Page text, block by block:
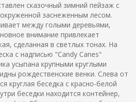
сказочный зимний пейзаж с
заснеженным лесом.
между голыми деревьями,
внимание привлекает
сделанная в светлых тонах. На
с надписью "Candy Canes"
усыпана крупными круглыми
рождественские венки. Слева от
круглая беседка с красно-белой
беседки находится контейнер,